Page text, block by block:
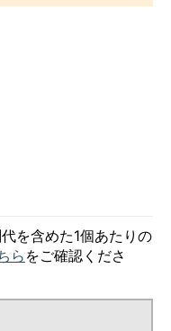
を含めた1個あたりの
ら をご確認くださ